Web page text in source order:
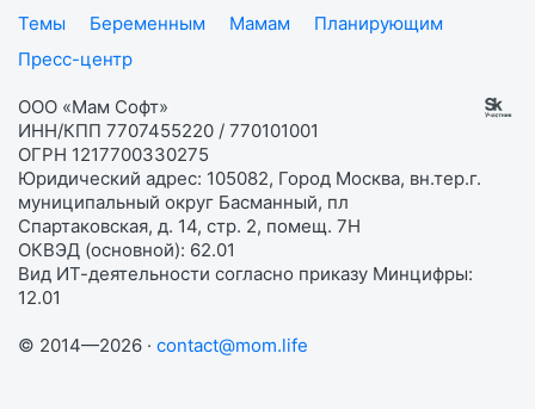
Темы
Беременным Мамам
Планирующим
Пресс-центр
ООО «Мам Софт»
ИНН/КПП 7707455220 / 770101001
ОГРН 1217700330275
Юридический адрес: 105082, Город Москва, вн.тер.г.
муниципальный округ Басманный, пл
Спартаковская, д. 14, стр. 2, помещ. 7Н
ОКВЭД (основной): 62.01
Вид ИТ-деятельности согласно приказу Минцифры:
12.01
© 2014—2026 · contact@mom.life